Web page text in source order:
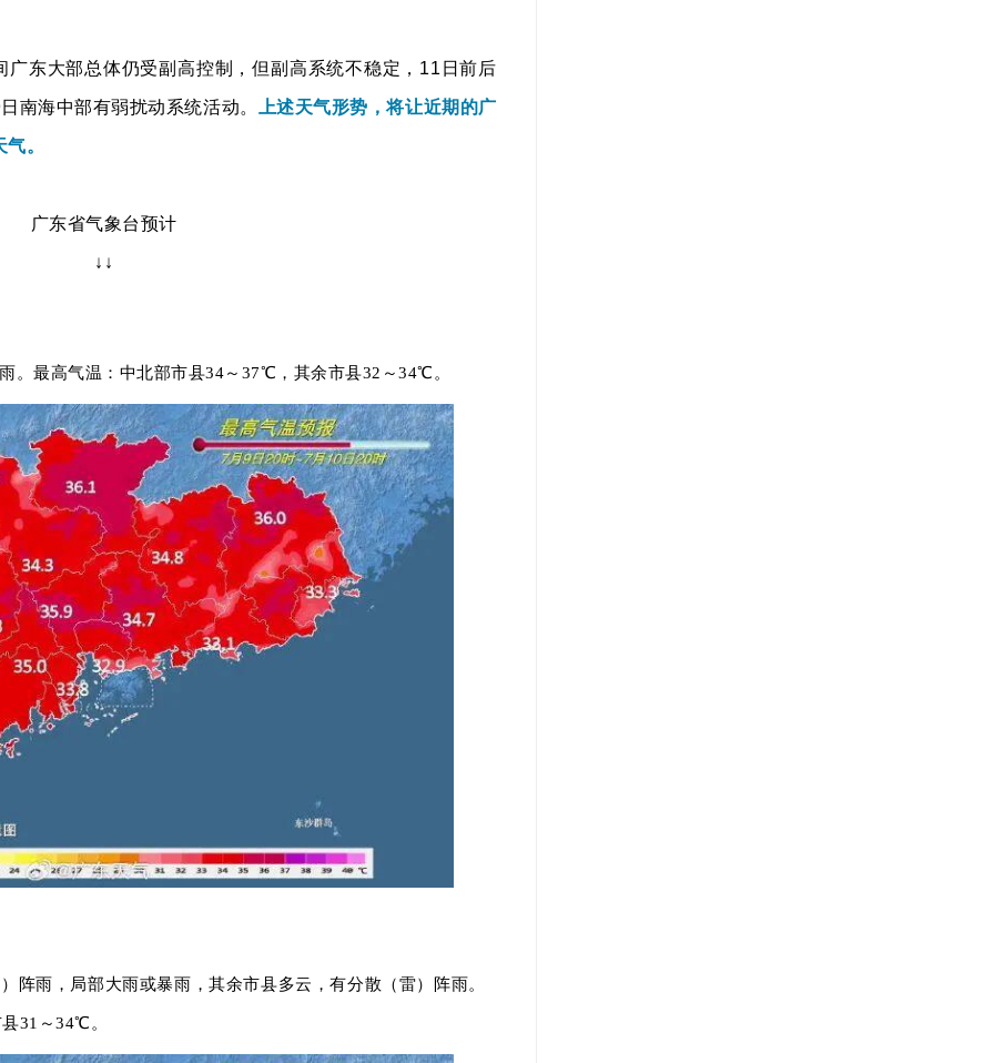
东大部总体仍受副高控制，但副高系统不稳定，11日前后
南海中部有弱扰动系统活动。 上述天气形势，将让近期的广
。
广东省气象台预计
↓↓
。最高气温：中北部市县34～37℃，其余市县32～34℃。
阵雨，局部大雨或暴雨，其余市县多云，有分散（雷）阵雨。
31～34℃。